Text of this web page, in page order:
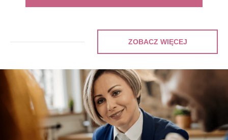
ZOBACZ WIĘCEJ